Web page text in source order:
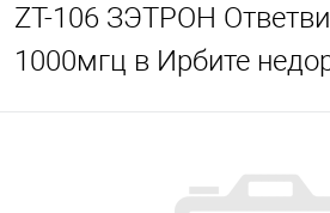
ZT-106 ЗЭТРОН
1000мгц в Ирбите